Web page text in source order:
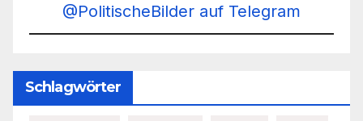
@PolitischeBilder auf Telegram
Schlagwörter